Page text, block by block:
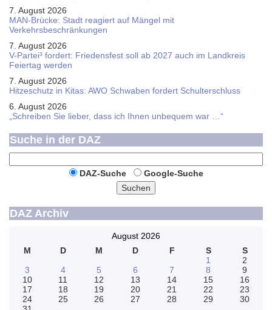
7. August 2026
MAN-Brücke: Stadt reagiert auf Mängel mit
Verkehrsbeschränkungen
7. August 2026
V-Partei­³ fordert: Friedens­fest soll ab 2027 auch im Land­kreis
Feier­tag werden
7. August 2026
Hitzeschutz in Kitas: AWO Schwaben fordert Schulterschluss
6. August 2026
„Schreiben Sie lieber, dass ich Ihnen unbequem war …“
Suche in der DAZ
DAZ-Suche
Google-Suche
Suchen
DAZ Archiv
August 2026
M
D M D F S
S
1
2
3
4 5 6 7 8
9
10
11 12 13 14 15
16
17
18 19 20 21 22
23
24
25 26 27 28 29
30